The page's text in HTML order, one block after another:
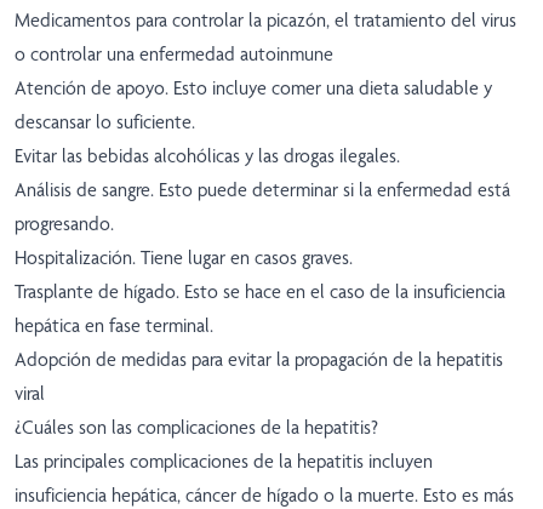
Medicamentos para controlar la picazón, el tratamiento del virus
o controlar una enfermedad autoinmune
Atención de apoyo. Esto incluye comer una dieta saludable y
descansar lo suficiente.
Evitar las bebidas alcohólicas y las drogas ilegales.
Análisis de sangre. Esto puede determinar si la enfermedad está
progresando.
Hospitalización. Tiene lugar en casos graves.
Trasplante de hígado. Esto se hace en el caso de la insuficiencia
hepática en fase terminal.
Adopción de medidas para evitar la propagación de la hepatitis
viral
¿Cuáles son las complicaciones de la hepatitis?
Las principales complicaciones de la hepatitis incluyen
insuficiencia hepática, cáncer de hígado o la muerte. Esto es más